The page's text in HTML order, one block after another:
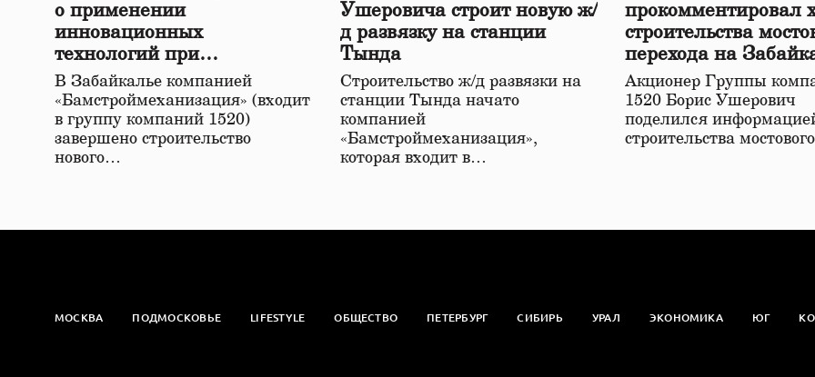
о применении
инновационных
технологий при
строительстве нового моста
в Забайкалье
В Забайкалье компанией
«Бамстроймеханизация» (входит
в группу компаний 1520)
завершено строительство
нового…
Ушеровича строит новую ж/
д развязку на станции
Тында
Строительство ж/д развязки на
станции Тында начато
компанией
«Бамстроймеханизация»,
которая входит в…
прокомментировал
строительства
перехода на
железной дороге
Акционер Группы
1520 Борис Ушерович
поделился
строительства
МОСКВА ПОДМОСКОВЬЕ LIFESTYLE ОБЩЕСТВО ПЕТЕРБУРГ СИБИРЬ УРАЛ ЭКОНОМИКА ЮГ